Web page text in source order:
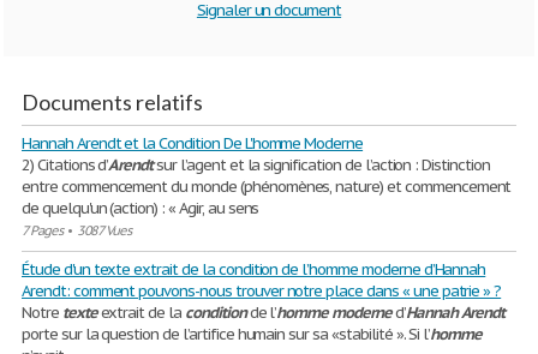
Signaler un document
Documents relatifs
Hannah Arendt et la Condition De L'homme Moderne
2) Citations d’Arendtsur l’agent et la signification de l’action : Distinction
entre commencement du monde (phénomènes, nature) et commencement
de quelqu'un (action) : « Agir, au sens
7 Pages• 3087 Vues
Étude d'un texte extrait de la condition de l’homme moderne d’Hannah
Arendt: comment pouvons-nous trouver notre place dans « une patrie » ?
Notre texteextrait de la conditionde l’homme moderned’Hannah Arendt
porte sur la question de l’artifice humain sur sa «stabilité ». Si l’homme